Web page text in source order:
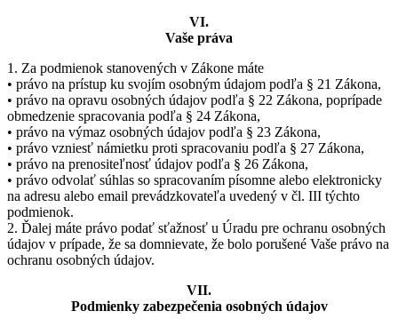
VI.
Vaše práva
1. Za podmienok stanovených v Zákone máte
• právo na prístup ku svojím osobným údajom podľa § 21 Zákona,
• právo na opravu osobných údajov podľa § 22 Zákona, poprípade
obmedzenie spracovania podľa § 24 Zákona,
• právo na výmaz osobných údajov podľa § 23 Zákona,
• právo vzniesť námietku proti spracovaniu podľa § 27 Zákona,
• právo na prenositeľnosť údajov podľa § 26 Zákona,
• právo odvolať súhlas so spracovaním písomne alebo elektronicky
na adresu alebo email prevádzkovateľa uvedený v čl. III týchto
podmienok.
2. Ďalej máte právo podať sťažnosť u Úradu pre ochranu osobných
údajov v prípade, že sa domnievate, že bolo porušené Vaše právo na
ochranu osobných údajov.
VII.
Podmienky zabezpečenia osobných údajov